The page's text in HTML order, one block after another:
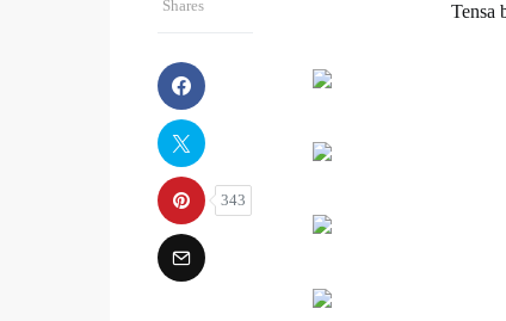
Shares
343
Tensa